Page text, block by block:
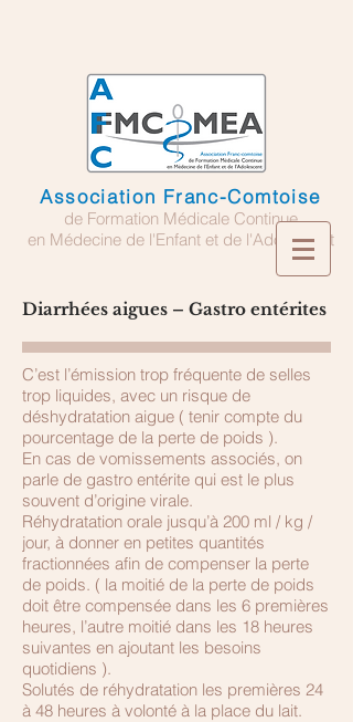
Association Franc-Comtoise
de Formation Médicale Continue
en Médecine de l'Enfant et de l'Adolescent
Diarrhées aigues – Gastro entérites
C’est l’émission trop fréquente de selles
trop liquides, avec un risque de
déshydratation aigue ( tenir compte du
pourcentage de la perte de poids ).
En cas de vomissements associés, on
parle de gastro entérite qui est le plus
souvent d’origine virale.
Réhydratation orale jusqu’à 200 ml / kg /
jour, à donner en petites quantités
fractionnées afin de compenser la perte
de poids. ( la moitié de la perte de poids
doit être compensée dans les 6 premières
heures, l’autre moitié dans les 18 heures
suivantes en ajoutant les besoins
quotidiens ).
Solutés de réhydratation les premières 24
à 48 heures à volonté à la place du lait.